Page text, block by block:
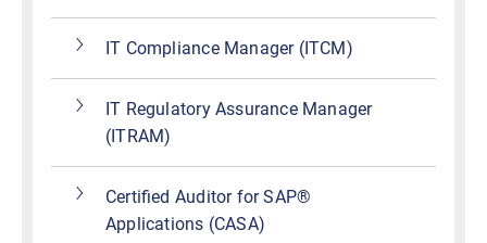
IT Compliance Manager (ITCM)
IT Regulatory Assurance Manager
(ITRAM)
Certified Auditor for SAP®
Applications (CASA)